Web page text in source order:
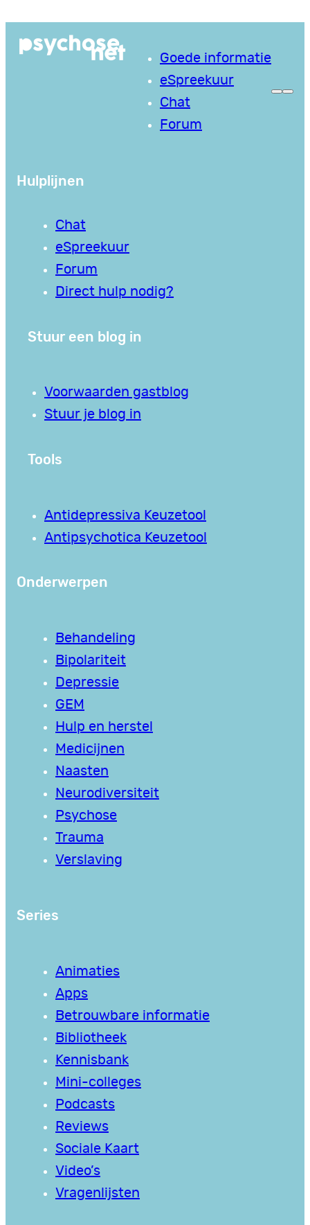
naar
Goede informatie
eSpreekuur
Chat
Forum
Hulplijnen
Chat
eSpreekuur
Forum
Direct hulp nodig?
Stuur een blog in
Voorwaarden gastblog
Stuur je blog in
Tools
Antidepressiva Keuzetool
Antipsychotica Keuzetool
Onderwerpen
Behandeling
Bipolariteit
Depressie
GEM
Hulp en herstel
Medicijnen
Naasten
Neurodiversiteit
Psychose
Trauma
Verslaving
Series
Animaties
Apps
Betrouwbare informatie
Bibliotheek
Kennisbank
Mini-colleges
Podcasts
Reviews
Sociale Kaart
Video’s
Vragenlijsten